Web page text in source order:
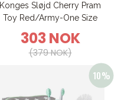
Konges Sløjd Cherry Pram
Toy Red/Army-One Size
303 NOK
(379 NOK)